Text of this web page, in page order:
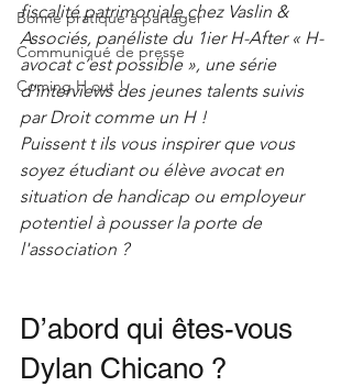
Bonne pratique à partager
Communiqué de presse
Coming H out !
fiscalité patrimoniale chez Vaslin &
Associés, panéliste du 1ier H-After « H-
avocat c’est possible », une série
d'interviews des jeunes talents suivis
par Droit comme un H !
Puissent t ils vous inspirer que vous
soyez étudiant ou élève avocat en
situation de handicap ou employeur
potentiel à pousser la porte de
l'association ?
D’abord qui êtes-vous
Dylan Chicano ?